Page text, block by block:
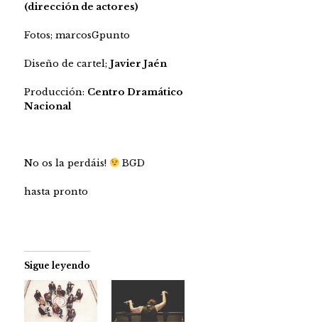
(dirección de actores)
Fotos; marcosGpunto
Diseño de cartel; Javier Jaén
Producción: Centro Dramático
Nacional
No os la perdáis! BGD
hasta pronto
Sigue leyendo